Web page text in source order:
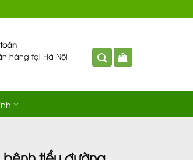
hàng tại Hà Nội